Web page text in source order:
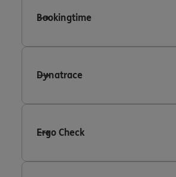
Bookingtime
Dynatrace
Ergo Check